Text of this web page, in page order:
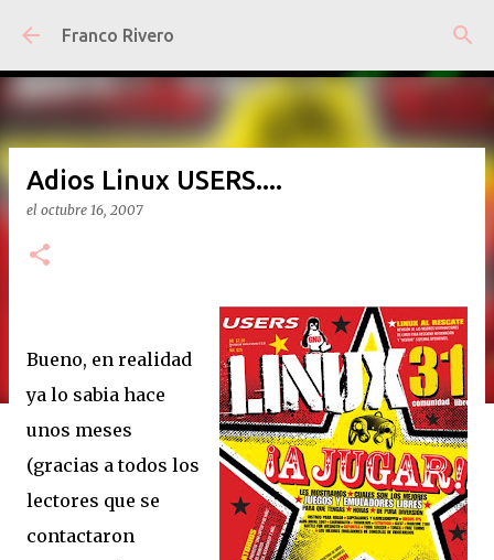
Ir al contenido principal
Franco Rivero
Adios Linux USERS....
el octubre 16, 2007
Bueno, en realidad
ya lo sabia hace
unos meses
(gracias a todos los
lectores que se
contactaron